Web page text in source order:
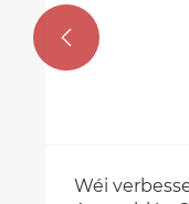
Wéi
